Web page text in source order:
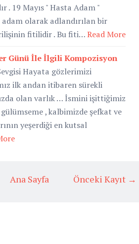
. 19 Mayıs " Hasta Adam "
olarak adlandırılan bir
fitilidir . Bu fiti…Read More
Günü İle İlgili Kompozisyon
Hayata gözlerimizi
ilk andan itibaren sürekli
olan varlık … İsmini işittiğimiz
, kalbimizde şefkat ve
yeşerdiği en kutsal
Önceki Kayıt →
Ana Sayfa